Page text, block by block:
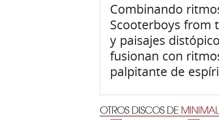
Combinando
Scooterboys from
y paisajes
fusionan con
palpitante de
OTROS DISCOS DE